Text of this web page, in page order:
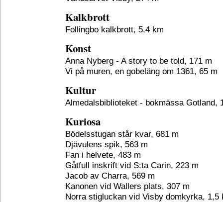
Kalkbrott
Follingbo kalkbrott, 5,4 km
Konst
Anna Nyberg - A story to be told, 171 m
Vi på muren, en gobeläng om 1361, 65 m
Kultur
Almedalsbiblioteket - bokmässa Gotland,
Kuriosa
Bödelsstugan står kvar, 681 m
Djävulens spik, 563 m
Fan i helvete, 483 m
Gåtfull inskrift vid S:ta Carin, 223 m
Jacob av Charra, 569 m
Kanonen vid Wallers plats, 307 m
Norra stigluckan vid Visby domkyrka, 1,5